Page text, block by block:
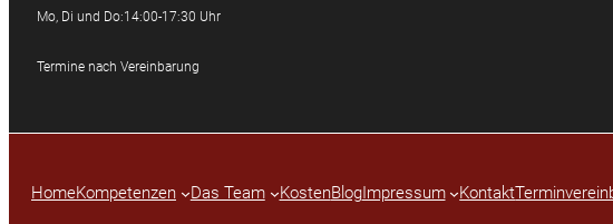
Mo, Di und Do:14:00-17:30 Uhr
Termine nach Vereinbarung
HomeKompetenzen Das Team KostenBlogImpressum Kontakt